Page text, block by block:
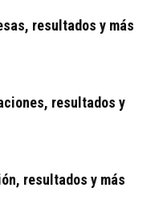
resultados y más
resultados y
resultados y más